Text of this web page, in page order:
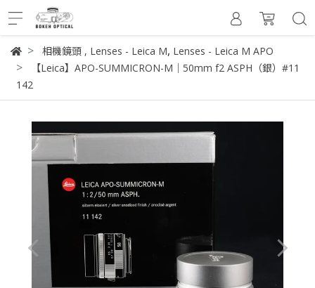
相機鏡頭, Lenses - Leica M, Lenses - Leica M APO
【Leica】APO-SUMMICRON-M｜50mm f2 ASPH（銀）#11
142